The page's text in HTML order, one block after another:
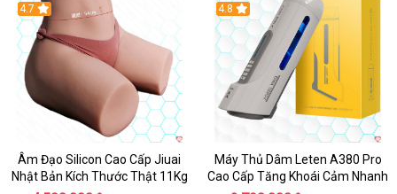
4.7
Âm Đạo Silicon Cao Cấp Jiuai
Nhật Bản Kích Thước Thật 11Kg
Hot
4.8
Máy Thủ Dâm Leten A380 Pro
Cao Cấp Tăng Khoái Cảm Nhanh